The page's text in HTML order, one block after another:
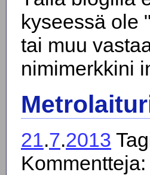
kyseessä ole
tai muu
nimimerkkini
21.7.2013
Kommentteja: